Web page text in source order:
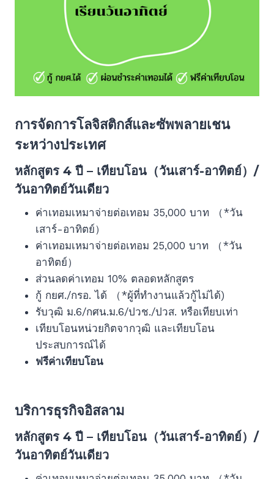
การจัดการโลจิสติกส์และซัพพลายเชน
ระหว่างประเทศ
หลักสูตร 4 ปี – เทียบโอน（วันเสาร์-อาทิตย์）/
วันอาทิตย์วันเดียว
ค่าเทอมเหมาจ่ายต่อเทอม 35,000 บาท （*วัน
เสาร์-อาทิตย์）
ค่าเทอมเหมาจ่ายต่อเทอม 25,000 บาท （*วัน
อาทิตย์）
ส่วนลดค่าเทอม 10% ตลอดหลักสูตร
กู้ กยศ./กรอ. ได้ （*ผู้ที่ทำงานแล้วกู้ไม่ได้)
รับวุฒิ ม.6/กศน.ม.6/ปวช./ปวส. หรือเทียบเท่า
เทียบโอนหน่วยกิตจากวุฒิ และเทียบโอน
ประสบการณ์ได้
ฟรีค่าเทียบโอน
บริการธุรกิจอิสลาม
หลักสูตร 4 ปี – เทียบโอน（วันเสาร์-อาทิตย์）/
วันอาทิตย์วันเดียว